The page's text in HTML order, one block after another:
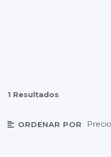
1 Resultados
ORDENAR POR